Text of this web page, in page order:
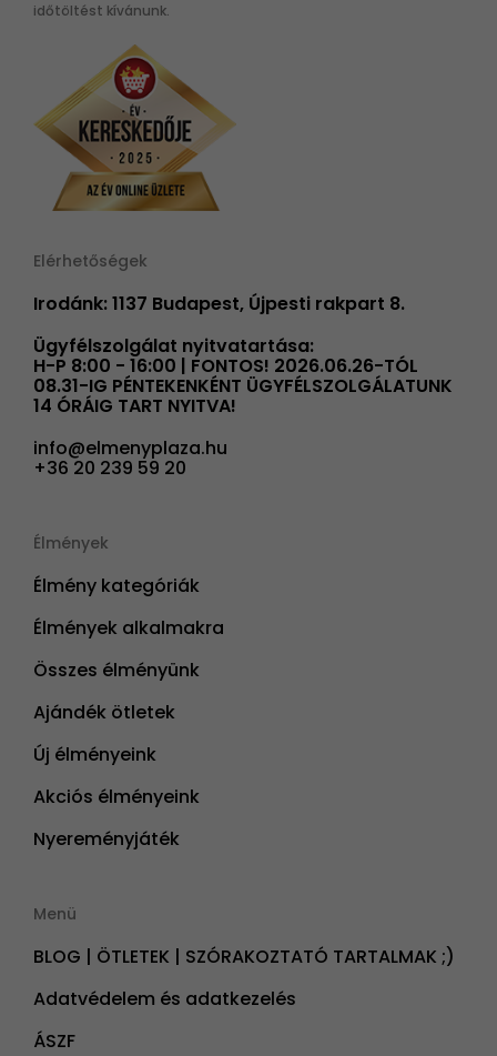
időtöltést kívánunk.
Elérhetőségek
Irodánk: 1137 Budapest, Újpesti rakpart 8.
Ügyfélszolgálat nyitvatartása:
H-P 8:00 - 16:00 | FONTOS! 2026.06.26-TÓL
08.31-IG PÉNTEKENKÉNT ÜGYFÉLSZOLGÁLATUNK
14 ÓRÁIG TART NYITVA!
info@elmenyplaza.hu
+36 20 239 59 20
Élmények
Élmény kategóriák
Élmények alkalmakra
Összes élményünk
Ajándék ötletek
Új élményeink
Akciós élményeink
Nyereményjáték
Menü
BLOG | ÖTLETEK | SZÓRAKOZTATÓ TARTALMAK ;)
Adatvédelem és adatkezelés
ÁSZF